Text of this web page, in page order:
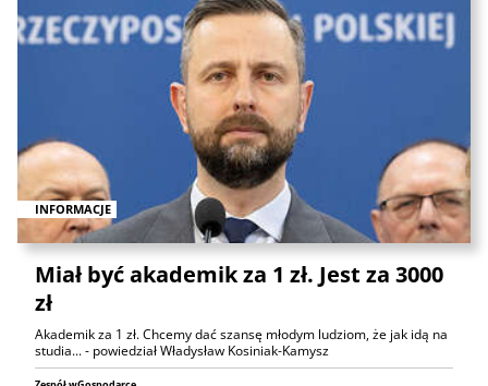
INFORMACJE
Miał być akademik za 1 zł. Jest za 3000
zł
Akademik za 1 zł. Chcemy dać szansę młodym ludziom, że jak idą na
studia... - powiedział Władysław Kosiniak-Kamysz